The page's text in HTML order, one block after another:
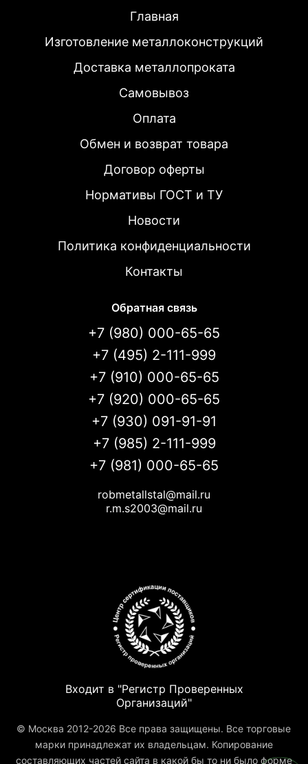
Главная
Изготовление металлоконструкций
Доставка металлопроката
Самовывоз
Оплата
Обмен и возврат товара
Договор оферты
Нормативы ГОСТ и ТУ
Новости
Политика конфиденциальности
Контакты
Обратная связь
+7 (980) 000-65-65
+7 (495) 2-111-999
+7 (910) 000-65-65
+7 (920) 000-65-65
+7 (930) 091-91-91
+7 (985) 2-111-999
+7 (981) 000-65-65
robmetallstal@mail.ru
r.m.s2003@mail.ru
Входит в "Регистр Проверенных
Организаций"
© Москва 2012-2026 Все права защищены. Все торговые
марки принадлежат их владельцам. Копирование
составляющих частей сайта в какой бы то ни было форме